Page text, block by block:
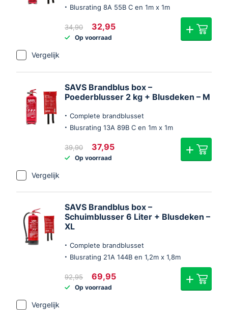
Blusrating 8A 55B C en 1m x 1m
34,90
Oorspronkelijke
prijs
was:
32,95
Op voorraad
Vergelijk
SAVS Brandblus box –
Poederblusser 2 kg + Blusdeken – M
Complete brandblusset
Blusrating 13A 89B C en 1m x 1m
39,90
Oorspronkelijke
prijs
was:
37,95
Op voorraad
Vergelijk
SAVS Brandblus box –
Schuimblusser 6 Liter + Blusdeken –
XL
Complete brandblusset
Blusrating 21A 144B en 1,2m x 1,8m
92,95
Oorspronkelijke
prijs
was:
69,95
Op voorraad
Vergelijk